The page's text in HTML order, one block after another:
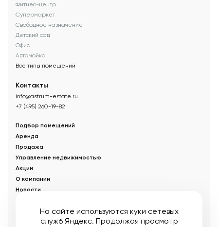
Фитнес-центр
Супермаркет
Свободное назначение
Детский сад
Офис
Автомойка
Все типы помещений
Контакты
info@astrum-estate.ru
+7 (495) 260-19-82
Подбор помещений
Аренда
Продажа
Управление недвижимостью
Акции
О компании
Новости
© Управляющая компания «Аструм Недвижимость». 2026
На сайте используются куки сетевых
служб Яндекс. Продолжая просмотр